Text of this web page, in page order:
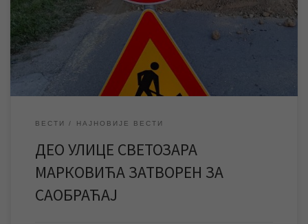
строгом центру града. У оквиру Прве фазе реконструкције
водоводне мреже завршени су радови на замени око 20 км
цеви старијих од 50 година и у току су […]
ВЕСТИ НАЈНОВИЈЕ ВЕСТИ
ДЕО УЛИЦЕ СВЕТОЗАРА
МАРКОВИЋА ЗАТВОРЕН ЗА
САОБРАЋАЈ